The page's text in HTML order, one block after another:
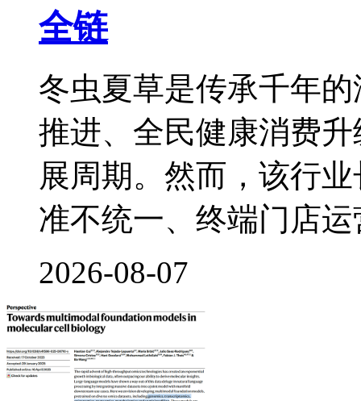
全链
冬虫夏草是传承千年
推进、全民健康消费
展周期。然而，该行
准不统一、终端门店运
2026-08-07